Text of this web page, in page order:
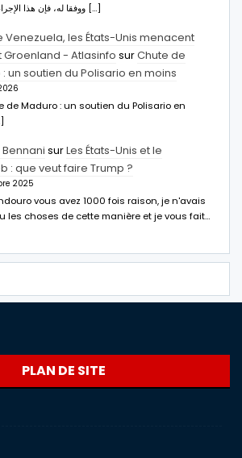
ووفقا له، فإن هذا الإجراء يهدف إلى […]
Venezuela, les États-Unis menacent
Groenland - Atlasinfo surChute de
un soutien du Polisario en moins
de Maduro : un soutien du Polisario en
surLes États-Unis et le
: que veut faire Trump ?
2025
vous avez 1000 fois raison, je n'avais
les choses de cette manière et je vous fait…
PLAN DE SITE